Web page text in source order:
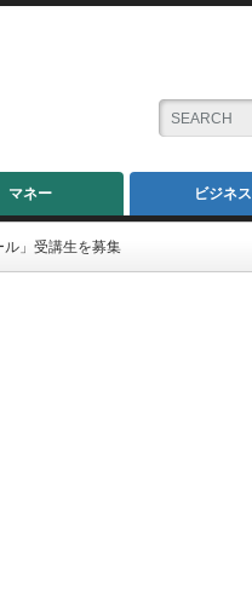
マネー ビジネス
ル」受講生を募集